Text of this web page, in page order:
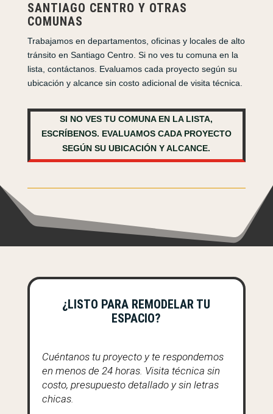
SANTIAGO CENTRO Y OTRAS
COMUNAS
Trabajamos en departamentos, oficinas y locales de alto
tránsito en Santiago Centro. Si no ves tu comuna en la
lista, contáctanos. Evaluamos cada proyecto según su
ubicación y alcance sin costo adicional de visita técnica.
SI NO VES TU COMUNA EN LA LISTA,
ESCRÍBENOS. EVALUAMOS CADA PROYECTO
SEGÚN SU UBICACIÓN Y ALCANCE.
¿LISTO PARA REMODELAR TU
ESPACIO?
Cuéntanos tu proyecto y te respondemos
en menos de 24 horas. Visita técnica sin
costo, presupuesto detallado y sin letras
chicas.